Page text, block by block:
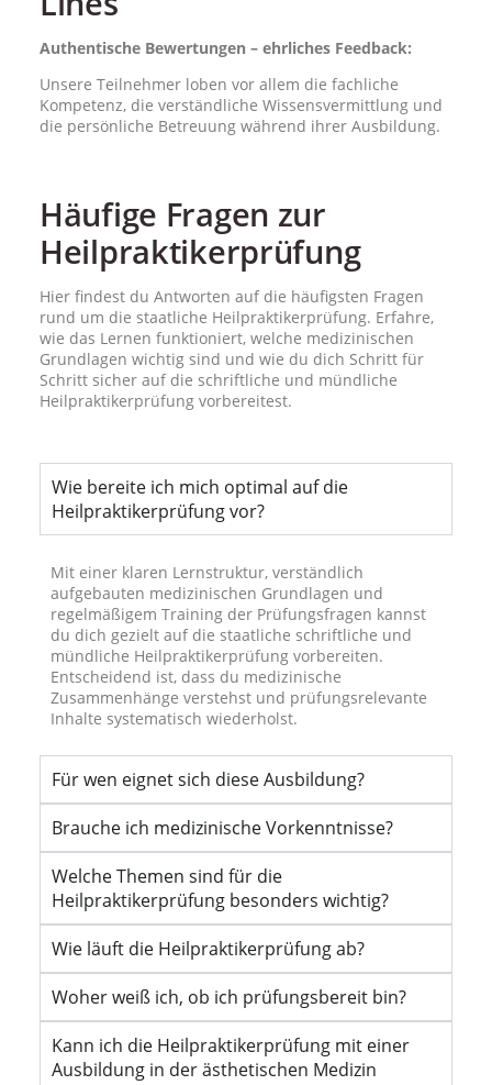
Authentische Bewertungen – ehrliches Feedback:
Unsere Teilnehmer loben vor allem die fachliche
Kompetenz, die verständliche Wissensvermittlung und
die persönliche Betreuung während ihrer Ausbildung.
Häufige Fragen zur
Heilpraktikerprüfung
Hier findest du Antworten auf die häufigsten Fragen
rund um die staatliche Heilpraktikerprüfung. Erfahre,
wie das Lernen funktioniert, welche medizinischen
Grundlagen wichtig sind und wie du dich Schritt für
Schritt sicher auf die schriftliche und mündliche
Heilpraktikerprüfung vorbereitest.
Wie bereite ich mich optimal auf die
Heilpraktikerprüfung vor?
Mit einer klaren Lernstruktur, verständlich
aufgebauten medizinischen Grundlagen und
regelmäßigem Training der Prüfungsfragen kannst
du dich gezielt auf die staatliche schriftliche und
mündliche Heilpraktikerprüfung vorbereiten.
Entscheidend ist, dass du medizinische
Zusammenhänge verstehst und prüfungsrelevante
Inhalte systematisch wiederholst.
Für wen eignet sich diese Ausbildung?
Brauche ich medizinische Vorkenntnisse?
Welche Themen sind für die
Heilpraktikerprüfung besonders wichtig?
Wie läuft die Heilpraktikerprüfung ab?
Woher weiß ich, ob ich prüfungsbereit bin?
Kann ich die Heilpraktikerprüfung mit einer
Ausbildung in der ästhetischen Medizin